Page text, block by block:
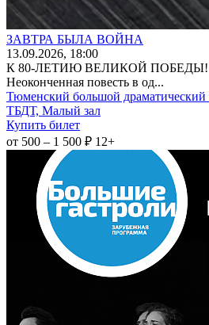
ЗАВТРА БЫЛА ВОЙНА
13.09.2026, 18:00
К 80-ЛЕТИЮ ВЕЛИКОЙ ПОБЕДЫ!
Неоконченная повесть в од...
Тюменский большой драматический
ТБДТ, Малый зал
Купить билет
от 500 – 1 500 ₽ 12+